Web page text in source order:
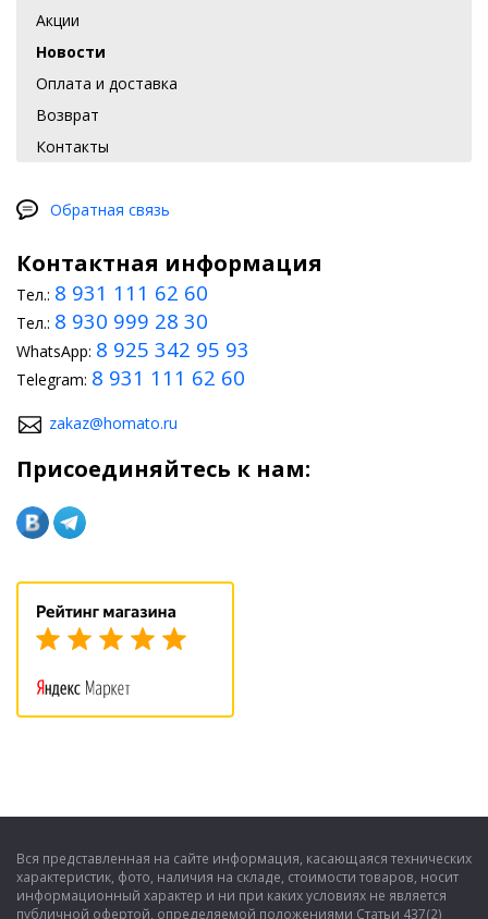
Акции
Новости
Оплата и доставка
Возврат
Контакты
Обратная связь
Контактная информация
Тел.: 8 931 111 62 60
Тел.: 8 930 999 28 30
WhatsApp: 8 925 342 95 93
Telegram: 8 931 111 62 60
zakaz@homato.ru
Присоединяйтесь к нам:
Вся представленная на сайте информация, касающаяся технических
характеристик, фото, наличия на складе, стоимости товаров, носит
информационный характер и ни при каких условиях не является
публичной офертой, определяемой положениями Статьи 437(2)